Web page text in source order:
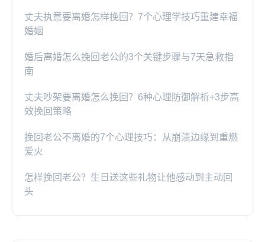
丈夫执意要离婚怎样挽回？7个心理学技巧重建幸福
婚姻
婚后离婚怎么挽回老公的3个关键步骤与7天急救指
南
丈夫吵架要离婚怎么挽回？6种心理防御解析+3步高
效挽回策略
挽回老公不离婚的7个心理技巧：从崩溃边缘到重燃
爱火
怎样挽回老公？生日送这些礼物让他感动到主动回
头